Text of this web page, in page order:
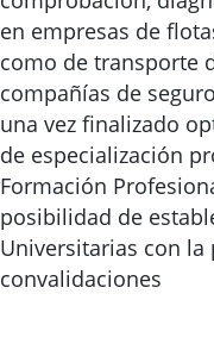
en empresas de
como de transporte
compañías de
una vez finalizado
de especialización
Formación
posibilidad de
Universitarias con
convalidaciones